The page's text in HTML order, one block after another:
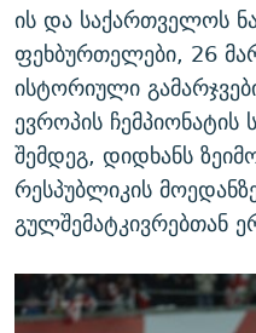
ის და საქართველოს
ფეხბურთელები, 26
ისტორიული
ევროპის ჩემპიონატის
შემდეგ, დიდხანს
რესპუბლიკის
გულშემატკივრებთან